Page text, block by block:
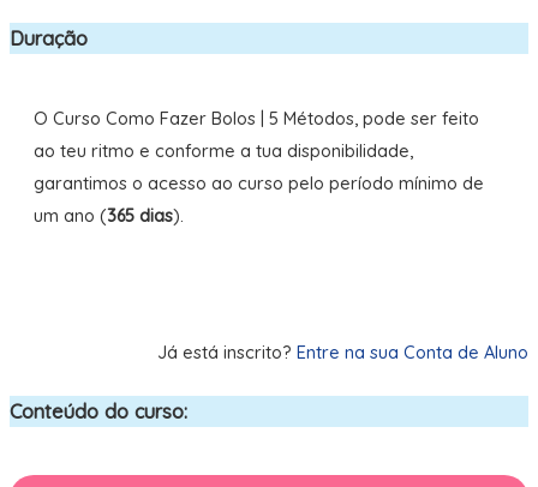
Duração
O Curso Como Fazer Bolos | 5 Métodos, pode ser feito
ao teu ritmo e conforme a tua disponibilidade,
garantimos o acesso ao curso pelo período mínimo de
um ano (365 dias).
Já está inscrito?Entre na sua Conta de Aluno
Conteúdo do curso: